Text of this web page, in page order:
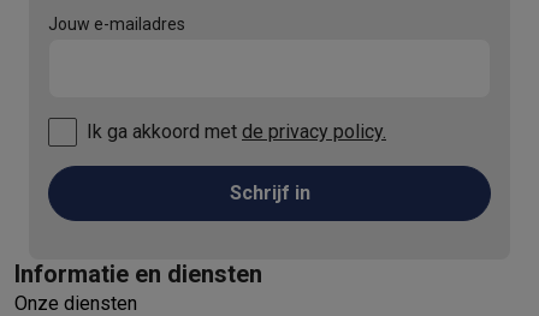
Jouw e-mailadres
Ik ga akkoord met de privacy policy.
Schrijf in
Informatie en diensten
Onze diensten